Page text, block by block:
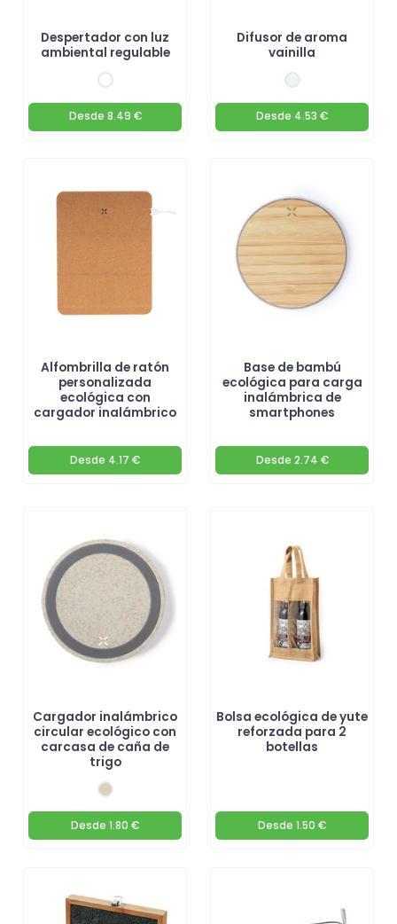
Despertador con luz
ambiental regulable
Desde 8.49 €
Difusor de aroma
vainilla
Desde 4.53 €
Alfombrilla de ratón
personalizada
ecológica con
cargador inalámbrico
Desde 4.17 €
Base de bambú
ecológica para carga
inalámbrica de
smartphones
Desde 2.74 €
Cargador inalámbrico
circular ecológico con
carcasa de caña de
trigo
Desde 1.80 €
Bolsa ecológica de yute
reforzada para 2
botellas
Desde 1.50 €